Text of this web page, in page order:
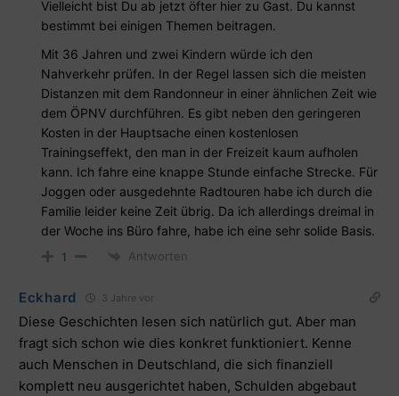
Vielleicht bist Du ab jetzt öfter hier zu Gast. Du kannst
bestimmt bei einigen Themen beitragen.
Mit 36 Jahren und zwei Kindern würde ich den
Nahverkehr prüfen. In der Regel lassen sich die meisten
Distanzen mit dem Randonneur in einer ähnlichen Zeit wie
dem ÖPNV durchführen. Es gibt neben den geringeren
Kosten in der Hauptsache einen kostenlosen
Trainingseffekt, den man in der Freizeit kaum aufholen
kann. Ich fahre eine knappe Stunde einfache Strecke. Für
Joggen oder ausgedehnte Radtouren habe ich durch die
Familie leider keine Zeit übrig. Da ich allerdings dreimal in
der Woche ins Büro fahre, habe ich eine sehr solide Basis.
1 Antworten
Eckhard 3 Jahre vor
Diese Geschichten lesen sich natürlich gut. Aber man
fragt sich schon wie dies konkret funktioniert. Kenne
auch Menschen in Deutschland, die sich finanziell
komplett neu ausgerichtet haben, Schulden abgebaut